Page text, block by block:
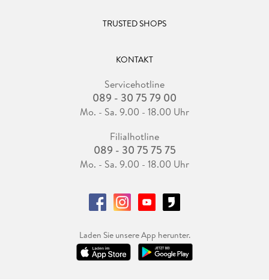
TRUSTED SHOPS
KONTAKT
Servicehotline
089 - 30 75 79 00
Mo. - Sa. 9.00 - 18.00 Uhr
Filialhotline
089 - 30 75 75 75
Mo. - Sa. 9.00 - 18.00 Uhr
Laden Sie unsere App herunter.